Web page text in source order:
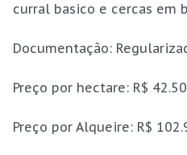
curral basico e cercas em
Documentação:
Preço por hectare: R$
Preço por Alqueire: R$